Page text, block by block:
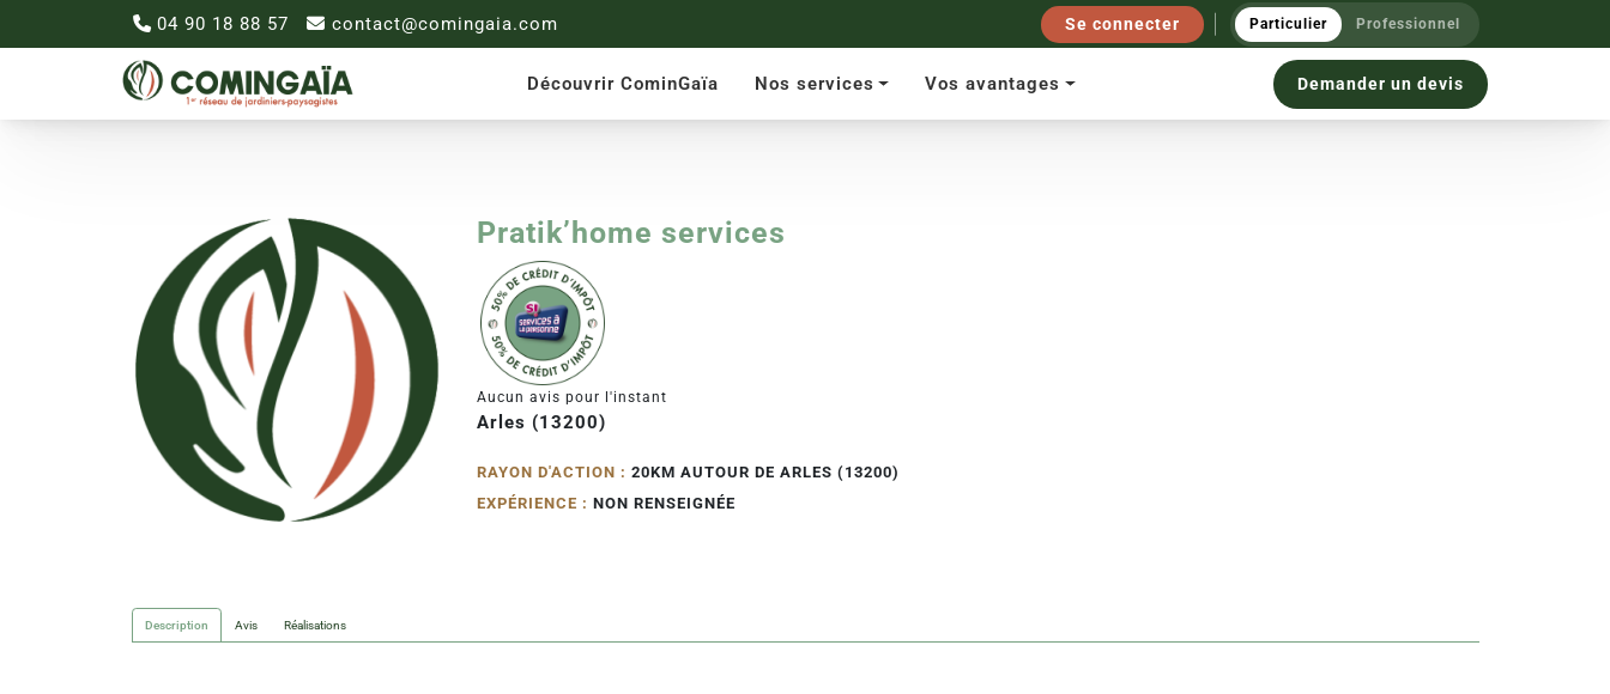
04 90 18 88 57 contact@comingaia.com Se connecter Particulier Professionnel
Découvrir CominGaïa Nos services Vos avantages Demander un devis
Pratik’home services
Aucun avis pour l'instant
Arles (13200)
RAYON D'ACTION :20KM AUTOUR DE ARLES (13200)
EXPÉRIENCE :NON RENSEIGNÉE
Description Avis Réalisations